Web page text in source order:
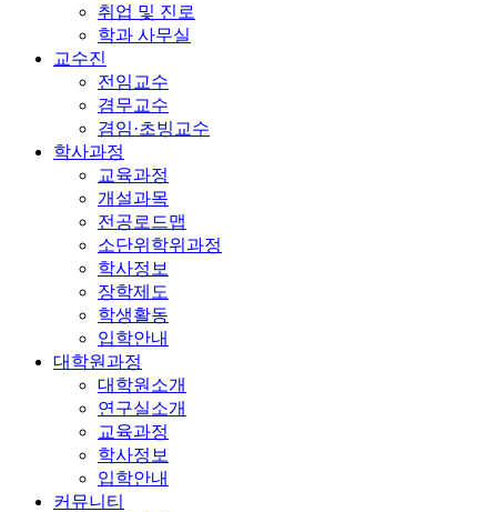
취업 및 진로
학과 사무실
교수진
전임교수
겸무교수
겸임·초빙교수
학사과정
교육과정
개설과목
전공로드맵
소단위학위과정
학사정보
장학제도
학생활동
입학안내
대학원과정
대학원소개
연구실소개
교육과정
학사정보
입학안내
커뮤니티